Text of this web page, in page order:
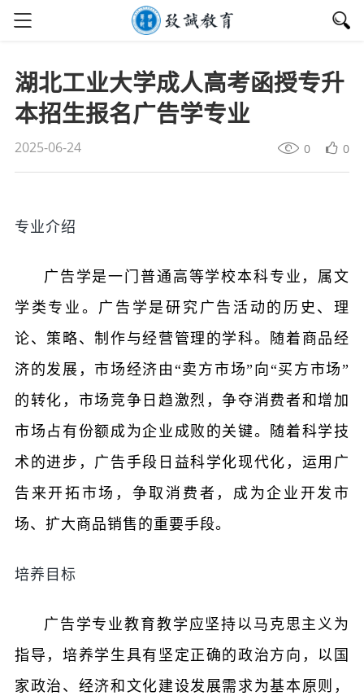
湖北工业大学成人高考函授专升
本招生报名广告学专业
2025-06-24 0 0
专业介绍
广告学是一门普通高等学校本科专业，属文
学类专业。广告学是研究广告活动的历史、理
论、策略、制作与经营管理的学科。随着商品经
济的发展，市场经济由“卖方市场”向“买方市场”
的转化，市场竞争日趋激烈，争夺消费者和增加
市场占有份额成为企业成败的关键。随着科学技
术的进步，广告手段日益科学化现代化，运用广
告来开拓市场，争取消费者，成为企业开发市
场、扩大商品销售的重要手段。
培养目标
广告学专业教育教学应坚持以马克思主义为
指导，培养学生具有坚定正确的政治方向，以国
家政治、经济和文化建设发展需求为基本原则，